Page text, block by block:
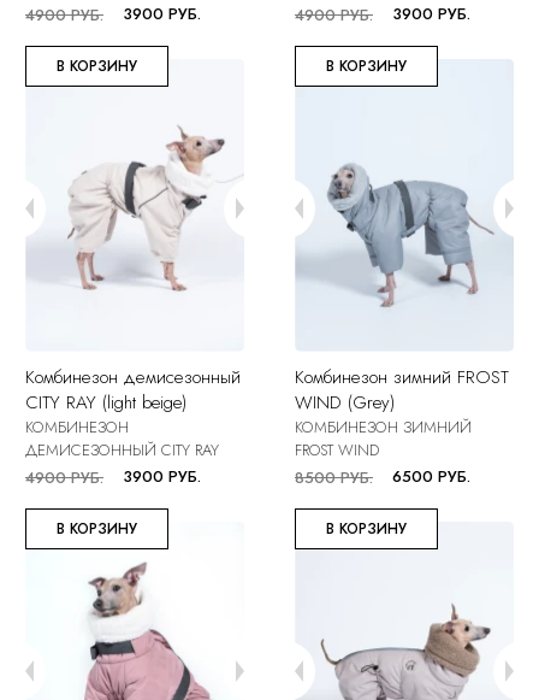
4900 РУБ.
3900 РУБ.
В КОРЗИНУ
4900 РУБ.
3900 РУБ.
В КОРЗИНУ
Комбинезон демисезонный
CITY RAY (light beige)
КОМБИНЕЗОН
ДЕМИСЕЗОННЫЙ CITY RAY
4900 РУБ.
3900 РУБ.
В КОРЗИНУ
Комбинезон зимний FROST
WIND (Grey)
КОМБИНЕЗОН ЗИМНИЙ
FROST WIND
8500 РУБ.
6500 РУБ.
В КОРЗИНУ